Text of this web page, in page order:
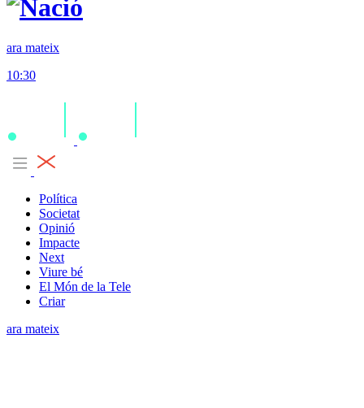
ara mateix
10:30
Política
Societat
Opinió
Impacte
Next
Viure bé
El Món de la Tele
Criar
ara mateix